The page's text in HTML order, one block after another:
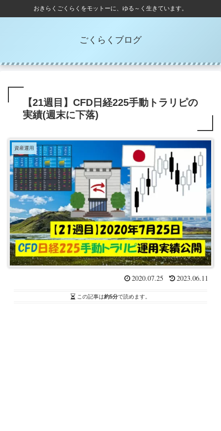
おきらくごくらくをモットーに、ゆる～く生きています。
ごくらくブログ
【21週目】CFD日経225手動トラリピの
実績(週末に下落)
資産運用
2020.07.25 2023.06.11
この記事は約5分で読めます。